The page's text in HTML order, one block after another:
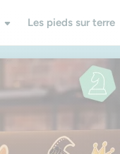
Les pieds sur terre